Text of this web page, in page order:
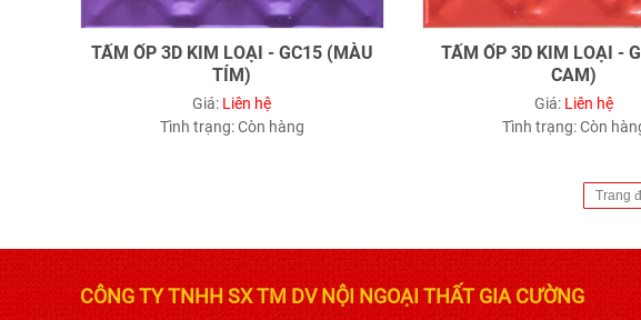
TẤM ỐP 3D KIM LOẠI - GC15 (MÀU
TÍM)
Giá: Liên hệ
Tình trạng:Còn hàng
TẤM ỐP 3D KIM LOẠI -
CAM)
Giá: Liên hệ
Tình trạng:Còn
Trang
CÔNG TY TNHH SX TM DV NỘI NGOẠI THẤT GIA CƯỜNG